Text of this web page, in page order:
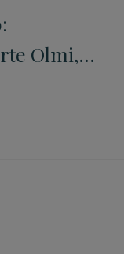
Olmi,
Papa su